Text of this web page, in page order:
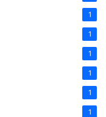
1
1
1
1
1
1